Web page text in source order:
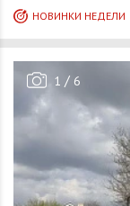
1 / 6